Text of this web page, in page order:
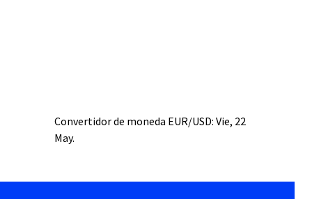
Convertidor de moneda EUR/USD: Vie, 22
May.